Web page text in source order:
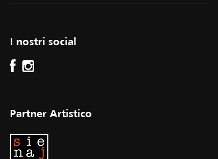
I nostri social
Partner Artistico